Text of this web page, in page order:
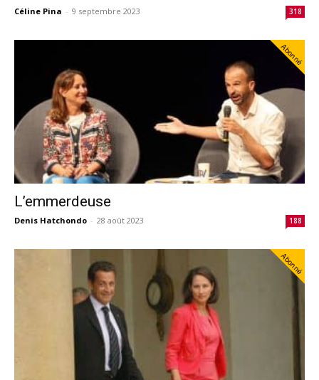
Céline Pina - 9 septembre 2023 318
Abonné
L’emmerdeuse
Denis Hatchondo - 28 août 2023 188
Abonné